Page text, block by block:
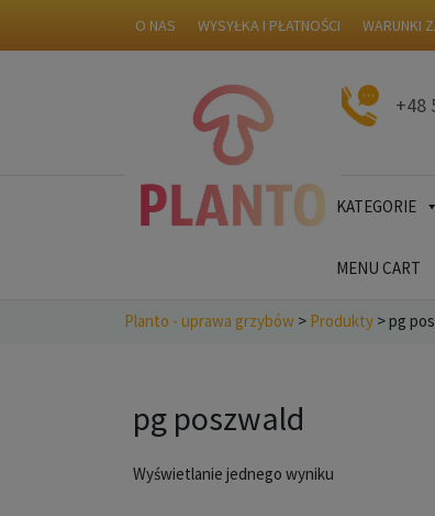
O NAS WYSYŁKA I PŁATNOŚCI WARUNKI
+48
KATEGORIE
MENU CART
Planto - uprawa grzybów > Produkty >pg
pg poszwald
Wyświetlanie jednego wyniku